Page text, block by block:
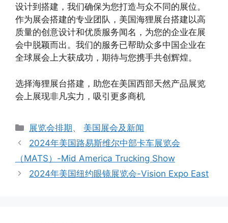
设计到搭建，我们确保为您打造与众不同的展位。
作为展会搭建的专业团队，美国海狸展台搭建以高
质量的创意设计和优质服务闻名，为您的企业在展
会中脱颖而出。我们的服务已帮助众多中国企业在
全球展会上大获成功，期待与您携手共创辉煌。
选择海狸展台搭建，助您在美国西部天然产品展览
会上展现非凡实力，吸引更多商机
分
类
展览会排期、 美国展会及新闻
2024年美国路易斯维尔中部卡车展览会
（MATS）-Mid America Trucking Show
2024年美国纽约眼镜展览会-Vision Expo East